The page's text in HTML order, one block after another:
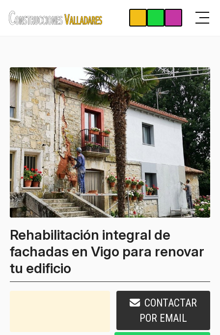
Rehabilitación integral de
fachadas en Vigo para renovar
tu edificio
986 073 296
CONTACTAR
POR EMAIL